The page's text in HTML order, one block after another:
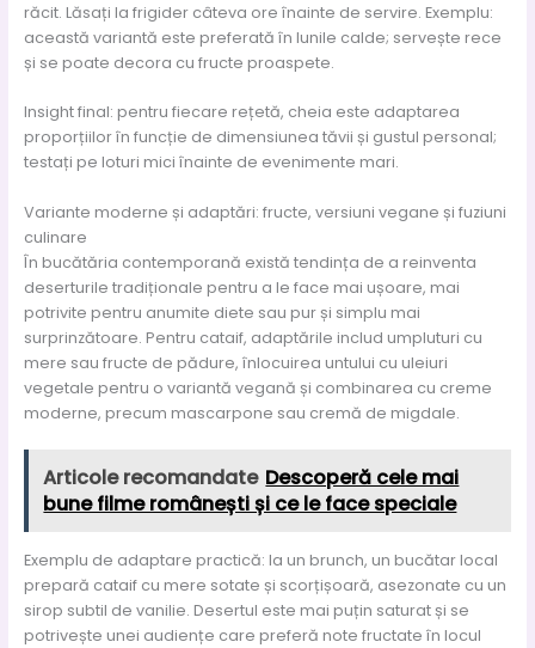
răcit. Lăsați la frigider câteva ore înainte de servire. Exemplu:
această variantă este preferată în lunile calde; servește rece
și se poate decora cu fructe proaspete.
Insight final: pentru fiecare rețetă, cheia este adaptarea
proporțiilor în funcție de dimensiunea tăvii și gustul personal;
testați pe loturi mici înainte de evenimente mari.
Variante moderne și adaptări: fructe, versiuni vegane și fuziuni
culinare
În bucătăria contemporană există tendința de a reinventa
deserturile tradiționale pentru a le face mai ușoare, mai
potrivite pentru anumite diete sau pur și simplu mai
surprinzătoare. Pentru cataif, adaptările includ umpluturi cu
mere sau fructe de pădure, înlocuirea untului cu uleiuri
vegetale pentru o variantă vegană și combinarea cu creme
moderne, precum mascarpone sau cremă de migdale.
Articole recomandate Descoperă cele mai
bune filme românești și ce le face speciale
Exemplu de adaptare practică: la un brunch, un bucătar local
prepară cataif cu mere sotate și scorțișoară, asezonate cu un
sirop subtil de vanilie. Desertul este mai puțin saturat și se
potrivește unei audiențe care preferă note fructate în locul